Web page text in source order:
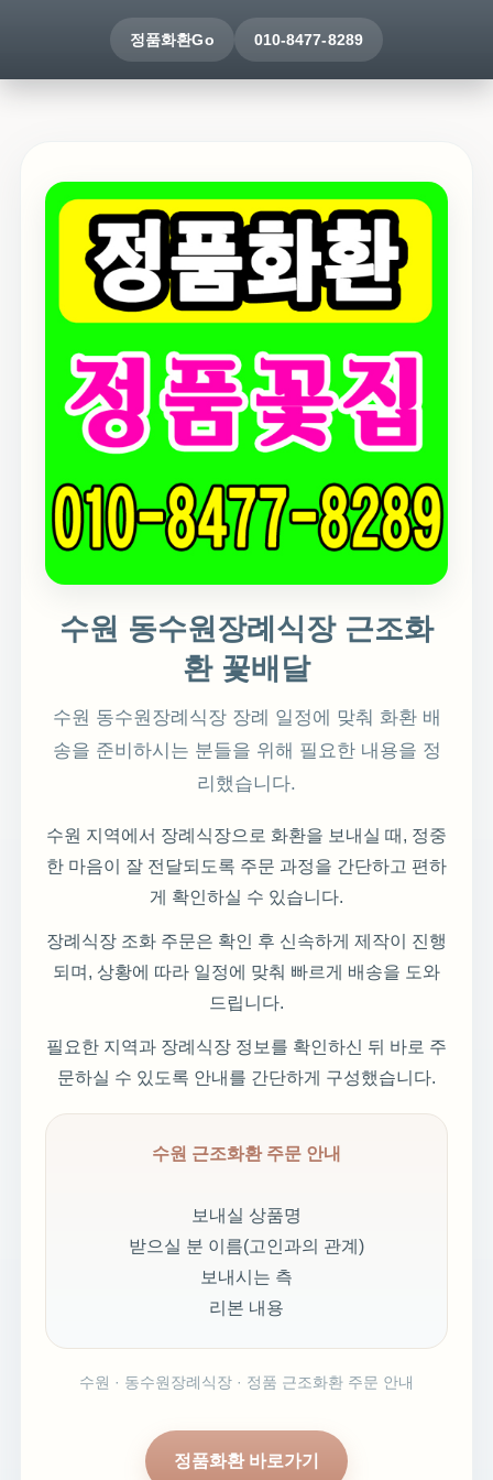
정품화환Go 010-8477-8289
수원 동수원장례식장 근조화
환 꽃배달
수원 동수원장례식장 장례 일정에 맞춰 화환 배
송을 준비하시는 분들을 위해 필요한 내용을 정
리했습니다.
수원 지역에서 장례식장으로 화환을 보내실 때, 정중
한 마음이 잘 전달되도록 주문 과정을 간단하고 편하
게 확인하실 수 있습니다.
장례식장 조화 주문은 확인 후 신속하게 제작이 진행
되며, 상황에 따라 일정에 맞춰 빠르게 배송을 도와
드립니다.
필요한 지역과 장례식장 정보를 확인하신 뒤 바로 주
문하실 수 있도록 안내를 간단하게 구성했습니다.
수원 근조화환 주문 안내
보내실 상품명
받으실 분 이름(고인과의 관계)
보내시는 측
리본 내용
수원 · 동수원장례식장 · 정품 근조화환 주문 안내
정품화환 바로가기